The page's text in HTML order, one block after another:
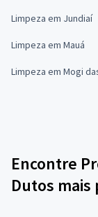
Limpeza em Jundiaí
Limpeza em Mauá
Limpeza em Mogi
Encontre
Dutos mais